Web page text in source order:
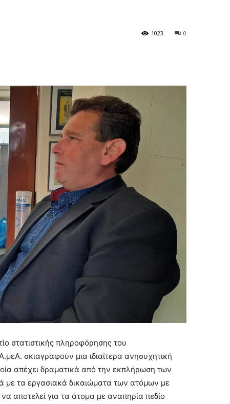
0
1023
στατιστικής πληροφόρησης του
σκιαγραφούν μια ιδιαίτερα ανησυχητική
απέχει δραματικά από την εκπλήρωση των
τα εργασιακά δικαιώματα των ατόμων με
αποτελεί για τα άτομα με αναπηρία πεδίο